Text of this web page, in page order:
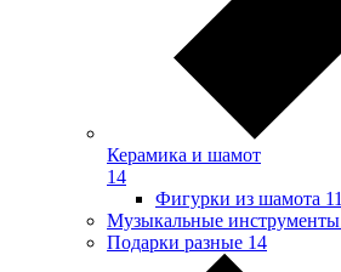
Керамика и шамот
14
Фигурки из шамота 11
Музыкальные инструменты
Подарки разные 14